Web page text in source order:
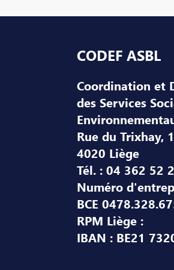
Pied de page
CODEF ASBL
Coordination et
des Services
Rue du Trixhay,
4020 Liège
Tél. : 04 362 52
Numéro
BCE
RPM Liège :
IBAN : BE21